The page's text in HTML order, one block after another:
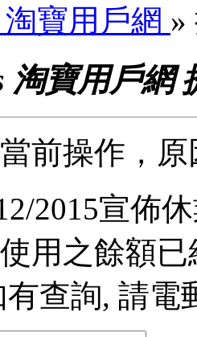
淘寶用戶網 »
淘寶用戶網
前操作，
2015宣佈
用之餘額
查詢, 請電